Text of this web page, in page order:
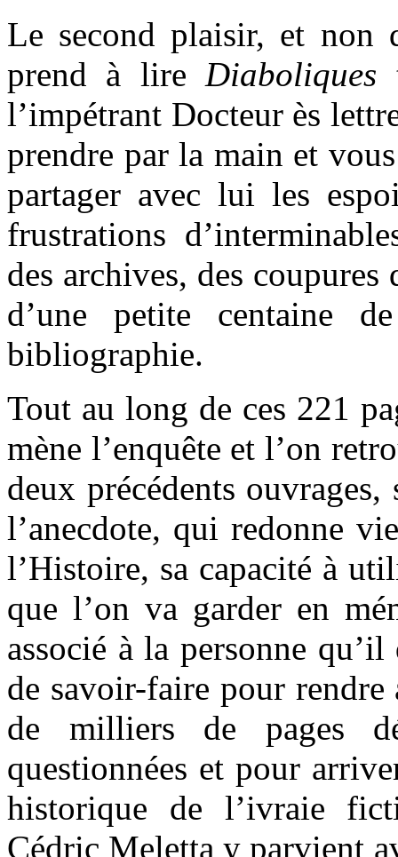
Le second plaisir, et non
prend à lireDiaboliques
l’impétrant Docteur ès
prendre par la main et
partager avec lui les
frustrations
des archives, des coupures
d’une petite centaine
bibliographie.
Tout au long de ces 221
mène l’enquête et l’on
deux précédents
l’anecdote, qui redonne
l’Histoire, sa capacité à
que l’on va garder en
associé à la personne
de savoir-faire pour
de milliers de pages
questionnées et pour
historique de l’ivraie
Cédric Meletta y parvient